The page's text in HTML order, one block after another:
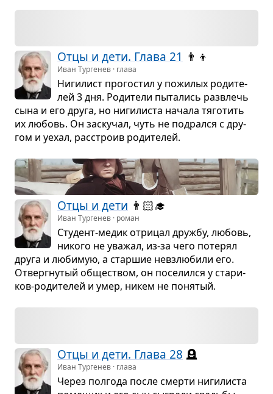
Отцы и дети. Глава 21 👨‍👦
Иван Тургенев · глава
Ниги­лист про­го­стил у пожи­лых роди­те­
лей 3 дня. Роди­тели пыта­лись раз­влечь
сына и его друга, но ниги­ли­ста начала тяго­тить
их любовь. Он заску­чал, чуть не под­рался с дру­
гом и уехал, рас­строив роди­те­лей.
Отцы и дети 👨🏻‍🎓
Иван Тургенев · роман
Сту­дент-медик отри­цал дружбу, любовь,
никого не ува­жал, из-за чего поте­рял
друга и люби­мую, а стар­шие невзлю­били его.
Отверг­ну­тый обще­ством, он посе­лился у ста­ри­
ков-роди­те­лей и умер, никем не поня­тый.
Отцы и дети. Глава 28 🪦
Иван Тургенев · глава
Через пол­года после смерти ниги­ли­ста